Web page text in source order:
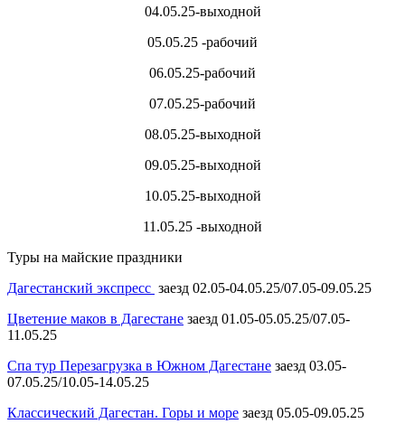
04.05.25-выходной
05.05.25 -рабочий
06.05.25-рабочий
07.05.25-рабочий
08.05.25-выходной
09.05.25-выходной
10.05.25-выходной
11.05.25 -выходной
Туры на майские праздники
Дагестанский экспресс заезд 02.05-04.05.25/07.05-09.05.25
Цветение маков в Дагестане заезд 01.05-05.05.25/07.05-
11.05.25
Спа тур Перезагрузка в Южном Дагестане заезд 03.05-
07.05.25/10.05-14.05.25
Классический Дагестан. Горы и море заезд 05.05-09.05.25